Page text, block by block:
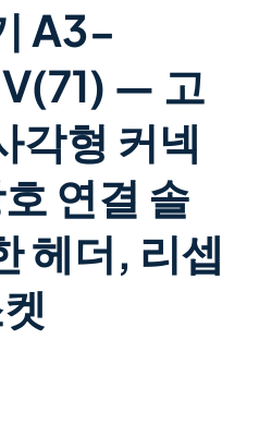
A3-
— 고
각형 커넥
연결 솔
헤더, 리셉